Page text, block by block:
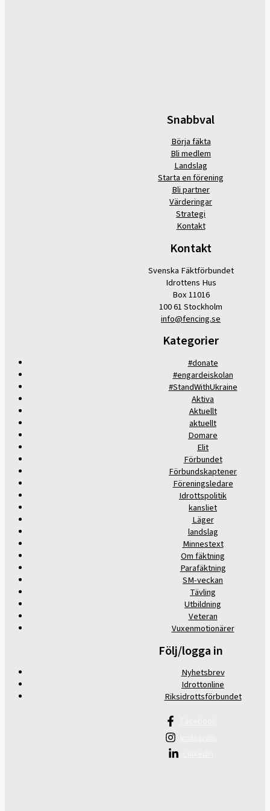
Snabbval
Börja fäkta
Bli medlem
Landslag
Starta en förening
Bli partner
Värderingar
Strategi
Kontakt
Kontakt
Svenska Fäktförbundet
Idrottens Hus
Box 11016
100 61 Stockholm
info@fencing.se
Kategorier
#donate
#engardeiskolan
#StandWithUkraine
Aktiva
Aktuellt
aktuellt
Domare
Elit
Förbundet
Förbundskaptener
Föreningsledare
Idrottspolitik
kansliet
Läger
landslag
Minnestext
Om fäktning
Parafäktning
SM-veckan
Tävling
Utbildning
Veteran
Vuxenmotionärer
Följ/logga in
Nyhetsbrev
Idrottonline
Riksidrottsförbundet